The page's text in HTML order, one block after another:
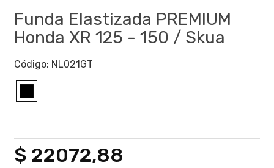
Funda Elastizada PREMIUM
Honda XR 125 - 150 / Skua
Código: NL021GT
$ 22072,88